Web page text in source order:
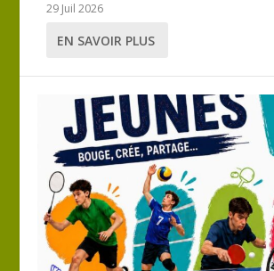
29 Juil 2026
EN SAVOIR PLUS